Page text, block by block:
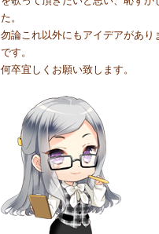
た。
勿論これ以外にもアイデアがあ
です。
何卒宜しくお願い致します。